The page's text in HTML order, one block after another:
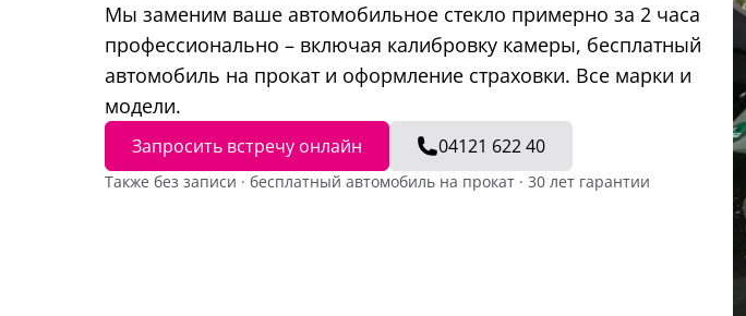
Мы заменим ваше автомобильное стекло примерно за 2 часа
профессионально – включая калибровку камеры, бесплатный
автомобиль на прокат и оформление страховки. Все марки и
модели.
Запросить встречу онлайн 04121 622 40
Также без записи · бесплатный автомобиль на прокат · 30 лет гарантии